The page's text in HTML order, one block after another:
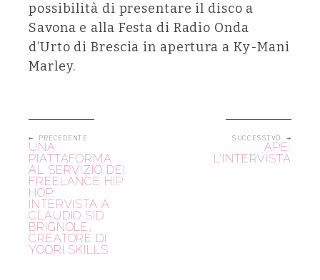
possibilità di presentare il disco a
Savona e alla Festa di Radio Onda
d’Urto di Brescia in apertura a Ky-Mani
Marley.
← PRECEDENTE
UNA
PIATTAFORMA
AL SERVIZIO DEI
FREELANCE HIP
HOP:
INTERVISTA A
CLAUDIO SID
BRIGNOLE,
CREATORE DI
YOORI SKILLS
SUCCESSIVO →
APE:
L’INTERVISTA